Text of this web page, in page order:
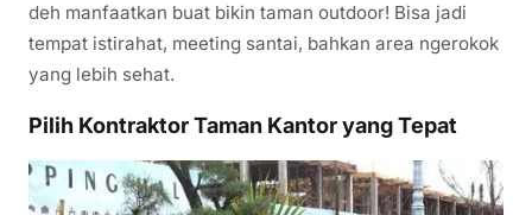
deh manfaatkan buat bikin taman outdoor! Bisa jadi
tempat istirahat, meeting santai, bahkan area ngerokok
yang lebih sehat.
Pilih Kontraktor Taman Kantor yang Tepat